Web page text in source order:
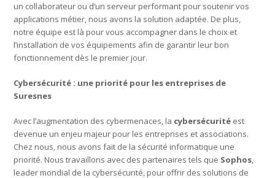
un collaborateur ou d’un serveur performant pour soutenir vos
applications métier, nous avons la solution adaptée. De plus,
notre équipe est là pour vous accompagner dans le choix et
l’installation de vos équipements afin de garantir leur bon
fonctionnement dès le premier jour.
Cybersécurité : une priorité pour les entreprises de
Suresnes
Avec l’augmentation des cybermenaces, la cybersécurité est
devenue un enjeu majeur pour les entreprises et associations.
Chez nous, nous avons fait de la sécurité informatique une
priorité. Nous travaillons avec des partenaires tels que Sophos,
leader mondial de la cybersécurité, pour offrir des solutions de